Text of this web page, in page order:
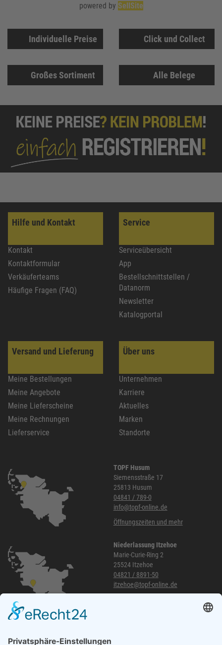
Individuelle Preise Click und Collect
Großes Sortiment Alle Belege
Hilfe und Kontakt
Kontakt
Kontaktformular
Verkäuferteams
Häufige Fragen (FAQ)
Service
Serviceübersicht
App
Bestellschnittstellen /
Datanorm
Newsletter
Katalogportal
Versand und Lieferung
Meine Bestellungen
Meine Angebote
Meine Lieferscheine
Meine Rechnungen
Lieferservice
Über uns
Unternehmen
Karriere
Aktuelles
Marken
Standorte
TOPF Husum
Siemensstraße 17
25813 Husum
04841 / 789-0
info@topf-online.de
Öffnungszeiten und mehr
Niederlassung Itzehoe
Marie-Curie-Ring 2
25524 Itzehoe
04821 / 8891-50
itzehoe@topf-online.de
powered by SellSite